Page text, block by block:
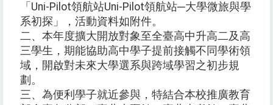
「Uni-Pilot領航站Uni-Pilot領航站─大學微旅與學
系初探」，活動資料如附件。
二、本年度擴大開放對象至全臺高中升高二及高
三學生，期能協助高中學子提前接觸不同學術領
域，開啟對未來大學選系與跨域學習之初步規
劃。
三、為便利學子就近參與，特結合本校推廣教育